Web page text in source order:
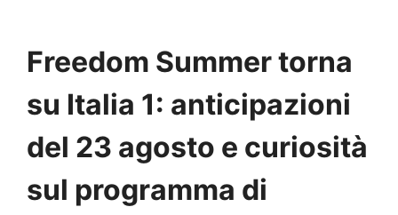
Freedom Summer torna
su Italia 1: anticipazioni
del 23 agosto e curiosità
sul programma di